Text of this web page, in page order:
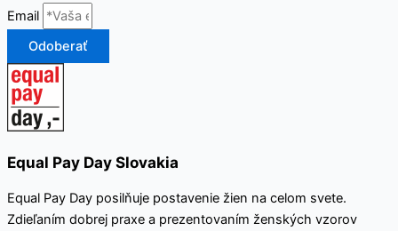
Email
Odoberať
Equal Pay Day Slovakia
Equal Pay Day posilňuje postavenie žien na celom svete.
Zdieľaním dobrej praxe a prezentovaním ženských vzorov